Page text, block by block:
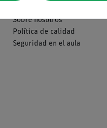
Sobre nosotros
Política de calidad
Seguridad en el aula